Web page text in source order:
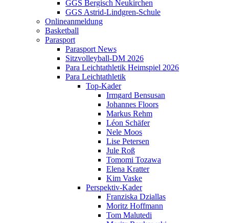
GGS Bergisch Neukirchen
GGS Astrid-Lindgren-Schule
Onlineanmeldung
Basketball
Parasport
Parasport News
Sitzvolleyball-DM 2026
Para Leichtathletik Heimspiel 2026
Para Leichtathletik
Top-Kader
Irmgard Bensusan
Johannes Floors
Markus Rehm
Léon Schäfer
Nele Moos
Lise Petersen
Jule Roß
Tomomi Tozawa
Elena Kratter
Kim Vaske
Perspektiv-Kader
Franziska Dziallas
Moritz Hoffmann
Tom Malutedi